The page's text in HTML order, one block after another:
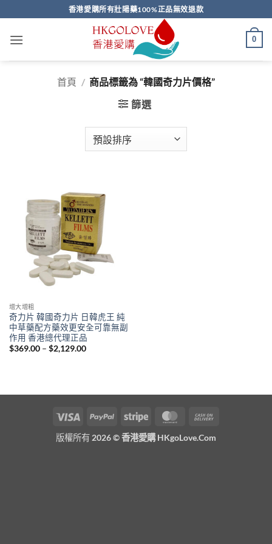
to
content
香港愛購所有壯陽藥100%正品無效退款
0
首頁 / 商品標籤為 “韓國奇力片價格”
篩選
增大增粗
奇力片 韓國奇力片 日韓虎王 純
中草藥配方藥效更安全可靠無副
作用 香港總代理正品
$369.00 – $2,129.00Price
Visa PayPal Stripe MasterCard
版權所有 2026 ©香港愛購 HKgoLove.Com